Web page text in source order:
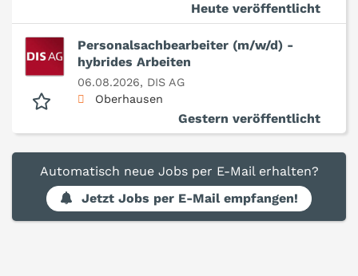
Heute veröffentlicht
Personalsachbearbeiter (m/w/d) -
hybrides Arbeiten
06.08.2026, DIS AG
Oberhausen
Gestern veröffentlicht
Automatisch neue Jobs per E-Mail erhalten?
Jetzt Jobs per E-Mail empfangen!